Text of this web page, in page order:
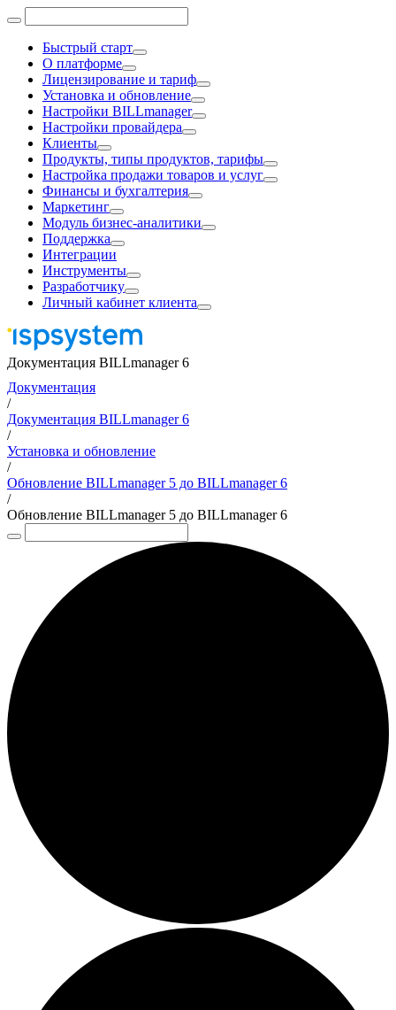
Быстрый старт
О платформе
Лицензирование и тариф
Установка и обновление
Настройки BILLmanager
Настройки провайдера
Клиенты
Продукты, типы продуктов, тарифы
Настройка продажи товаров и услуг
Финансы и бухгалтерия
Маркетинг
Модуль бизнес-аналитики
Поддержка
Интеграции
Инструменты
Разработчику
Личный кабинет клиента
Документация BILLmanager 6
Документация
/
Документация BILLmanager 6
/
Установка и обновление
/
Обновление BILLmanager 5 до BILLmanager 6
/
Обновление BILLmanager 5 до BILLmanager 6